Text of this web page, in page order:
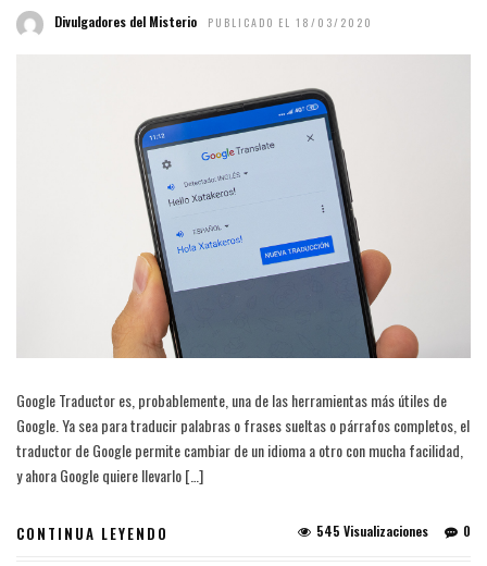
Divulgadores del Misterio PUBLICADO EL 18/03/2020
Google Traductor es, probablemente, una de las herramientas más útiles de
Google. Ya sea para traducir palabras o frases sueltas o párrafos completos, el
traductor de Google permite cambiar de un idioma a otro con mucha facilidad,
y ahora Google quiere llevarlo […]
CONTINUA LEYENDO 0
545 Visualizaciones